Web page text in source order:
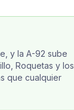
y la A-92 sube
Roquetas y los
que cualquier